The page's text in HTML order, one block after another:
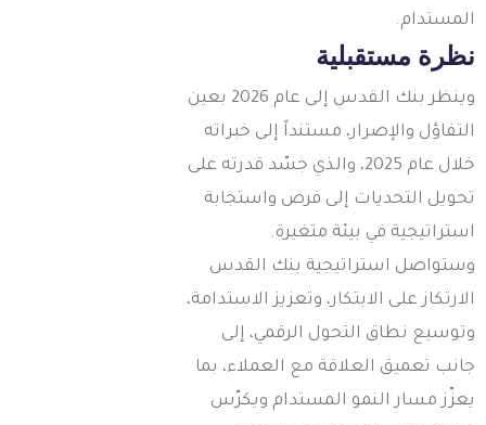
مستقبلية
وينظر بنك القدس إلى عام 2026 بعين
والإصرار، مستنداً إلى خبراته
خلال عام 2025، والذي جسّد قدرته على
التحديات إلى فرص واستجابة
في بيئة متغيرة.
استراتيجية بنك القدس
على الابتكار، وتعزيز الاستدامة،
نطاق التحول الرقمي، إلى
تعميق العلاقة مع العملاء، بما
مسار النمو المستدام ويكرّس